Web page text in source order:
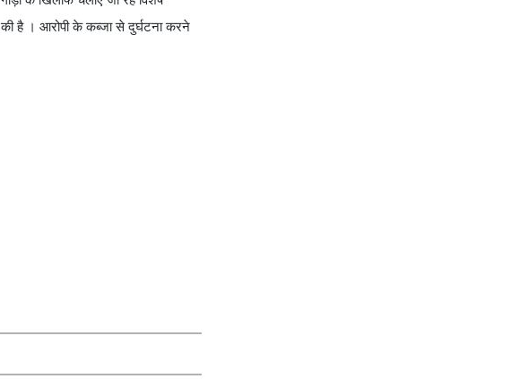
की है । आरोपी के कब्जा से दुर्घटना करने